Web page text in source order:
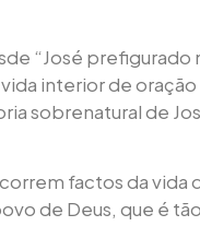
“José prefigurado
interior de oração
sobrenatural de
factos da vida
de Deus, que é